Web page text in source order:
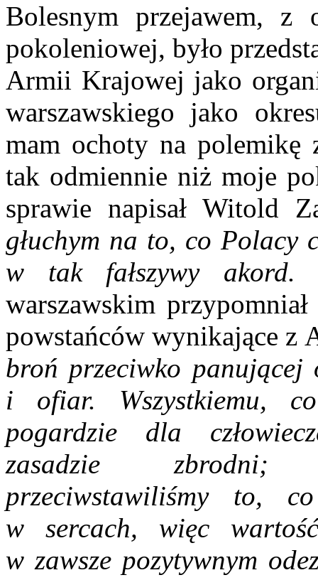
Bolesnym przejawem, z
pokoleniowej, było
Armii Krajowej jako
warszawskiego jako
mam ochoty na
tak odmiennie niż moje
sprawie napisał Witold
głuchym na to, co Polacy
w tak fałszywy akord.
warszawskim
powstańców wynikające z
broń przeciwko
i ofiar.
Wszystkiemu,
pogardzie dla
zasadzie zbrodni;
przeciwstawiliśmy to,
w sercach, więc
w zawsze pozytywnym